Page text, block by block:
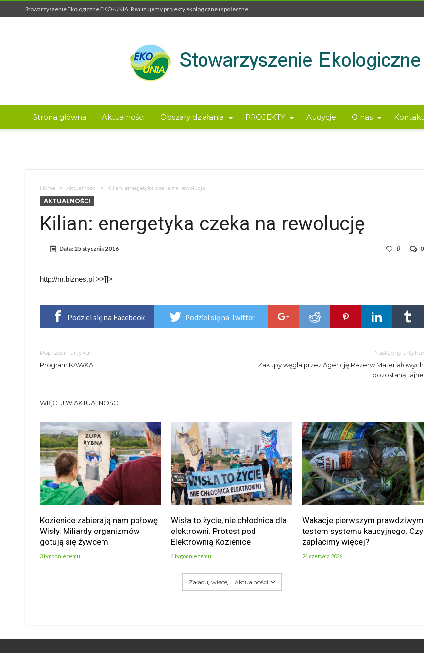
Stowarzyszenie Ekologiczne EKO-UNIA. Realizujemy projekty ekologiczne i społeczne.
Strona główna Aktualności Obszary działania PROJEKTY Audycje O nas Kontakt
Home Aktualności Kilian: energetyka czeka na rewolucję
AKTUALNOŚCI
Kilian: energetyka czeka na rewolucję
Data:25 stycznia 2016 0
0
http://m.biznes.pl >>]]>
Podziel się na Facebook Podziel się na Twitter
Poprzedni artykuł
Program KAWKA
Następny artykuł
Zakupy węgla przez Agencję Rezerw Materiałowych
pozostaną tajne
WIĘCEJ W AKTUALNOŚCI
Kozienice zabierają nam połowę
Wisły. Miliardy organizmów
gotują się żywcem
3 tygodnie temu
Wisła to życie, nie chłodnica dla
elektrowni. Protest pod
Elektrownią Kozienice
4 tygodnie temu
Wakacje pierwszym prawdziwym
testem systemu kaucyjnego. Czy
zapłacimy więcej?
24 czerwca 2026
Załaduj więcej... Aktualności